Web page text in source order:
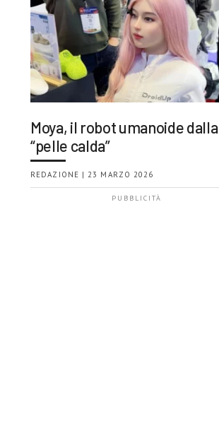
Moya, il robot umanoide dalla
“pelle calda”
REDAZIONE | 23 MARZO 2026